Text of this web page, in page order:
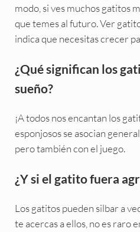
modo, si ves muchos gatitos
que temes al futuro. Ver
indica que necesitas crecer
¿Qué significan los
sueño?
¡A todos nos encantan los
esponjosos se asocian
pero también con el juego.
¿Y si el gatito fuera
Los gatitos pueden silbar a
te acercas a ellos, no es raro